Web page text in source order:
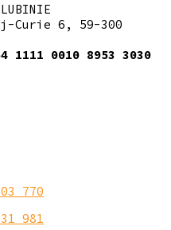
LUBINIE
Curie 6, 59-300
1111 0010 8953 3030
770
981